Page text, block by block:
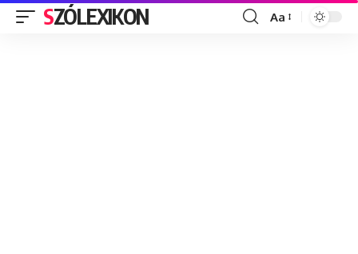
SZÓLEXIKON
Font
Aa